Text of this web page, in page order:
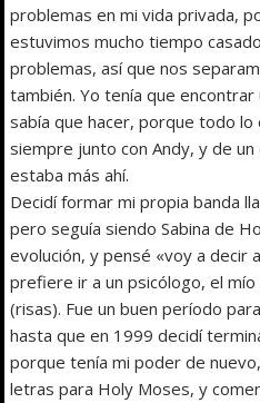
problemas en mi vida privada,
estuvimos mucho tiempo
problemas, así que nos
también. Yo tenía que
sabía que hacer, porque todo
siempre junto con Andy, y de
estaba más ahí.
Decidí formar mi propia banda
pero seguía siendo Sabina de
evolución, y pensé «voy a decir
prefiere ir a un psicólogo, el
(risas). Fue un buen período
hasta que en 1999 decidí
porque tenía mi poder de
letras para Holy Moses, y